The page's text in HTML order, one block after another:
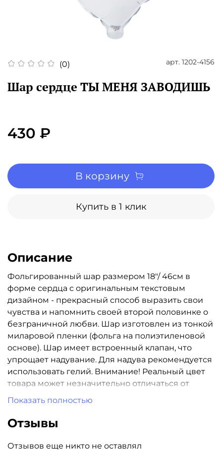
(0) арт. 1202-4156
Шар сердце ТЫ МЕНЯ ЗАВОДИШЬ
430 ₽
В корзину
Купить в 1 клик
Описание
Фольгированный шар размером 18"/ 46см в
форме сердца с оригинальным текстовым
дизайном - прекрасный способ выразить свои
чувства и напомнить своей второй половинке о
безграничной любви. Шар изготовлен из тонкой
миларовой пленки (фольга на полиэтиленовой
основе). Шар имеет встроенный клапан, что
упрощает надувание. Для надува рекомендуется
использовать гелий. Внимание! Реальный цвет
товара может незначительно отличаться от
представленного на фотографии в зависимости
Стоимость шара указа с учетом надувки гелием!
Показать полностью
Отзывы
Отзывов еще никто не оставлял